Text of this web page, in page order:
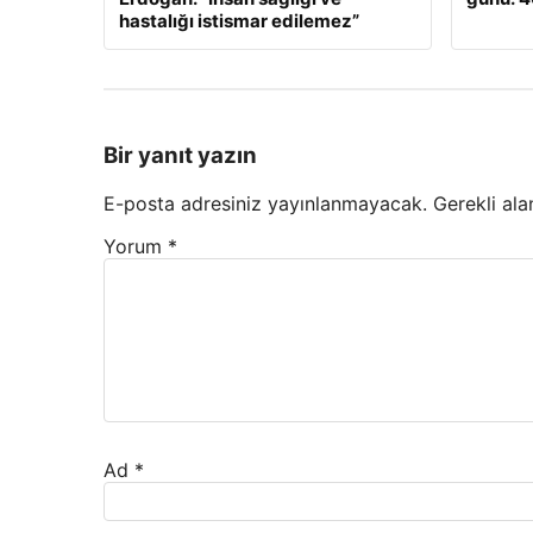
hastalığı istismar edilemez”
Bir yanıt yazın
E-posta adresiniz yayınlanmayacak. Gerekli
Yorum *
Ad *